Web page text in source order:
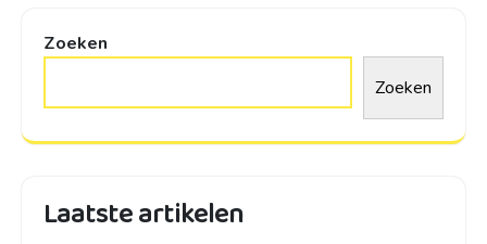
Zoeken
Zoeken
Laatste artikelen